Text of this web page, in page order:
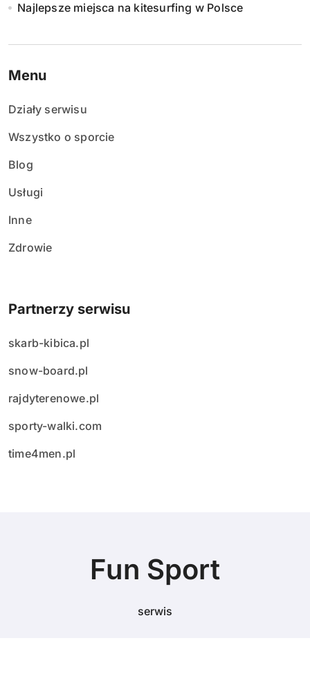
Najlepsze miejsca na kitesurfing w Polsce
Menu
Działy serwisu
Wszystko o sporcie
Blog
Usługi
Inne
Zdrowie
Partnerzy serwisu
skarb-kibica.pl
snow-board.pl
rajdyterenowe.pl
sporty-walki.com
time4men.pl
Fun Sport
serwis